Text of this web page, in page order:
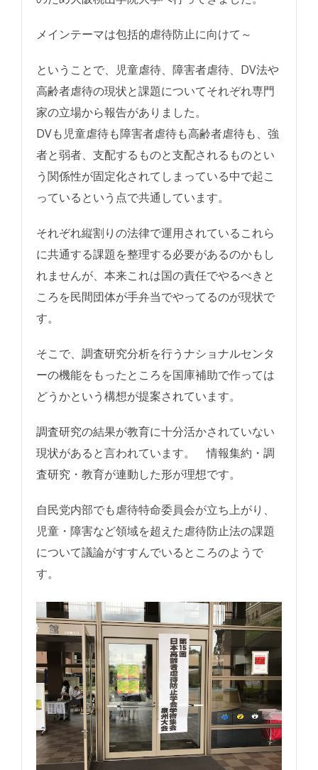
メインテーマは包括的虐待防止に向けて～
ということで、児童虐待、障害者虐待、DV法や
高齢者虐待の現状と課題についてそれぞれ専門
家の立場から報告がありました。
DVも児童虐待も障害者虐待も高齢者虐待も、強
者と弱者、支配するものと支配されるものとい
う関係性が固定化されてしまっている中で起こ
っているという点で共通しています。
それぞれ縦割りの法律で運用されているこれら
に共通する課題を整理する必要があるのかもし
れませんが、本来これは国の責任でやるべきと
ころを民間団体が手弁当でやってるのが現状で
す。
そこで、調査研究分析を行うナショナルセンタ
ーの機能をもったところを国庫補助で作っては
どうかという構想が提案されています。
調査研究の結果が教育に十分活かされていない
現状があると言われています。 情報集約・調
査研究・教育が連動した形が理想です。
自民党内部でも虐待特命委員会が立ち上がり、
児童・障害など領域を超えた虐待防止法の課題
について議論がすすんでいるところのようで
す。